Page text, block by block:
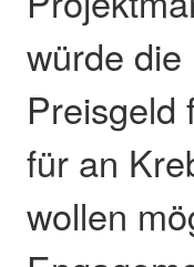
würde
Preisgeld
für an
wollen